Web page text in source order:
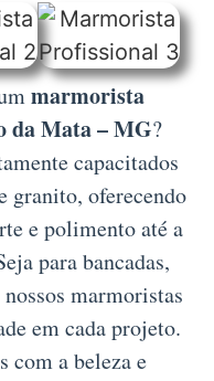
marmorista
da Mata – MG?
capacitados
granito, oferecendo
e polimento até a
para bancadas,
marmoristas
em cada projeto.
com a beleza e